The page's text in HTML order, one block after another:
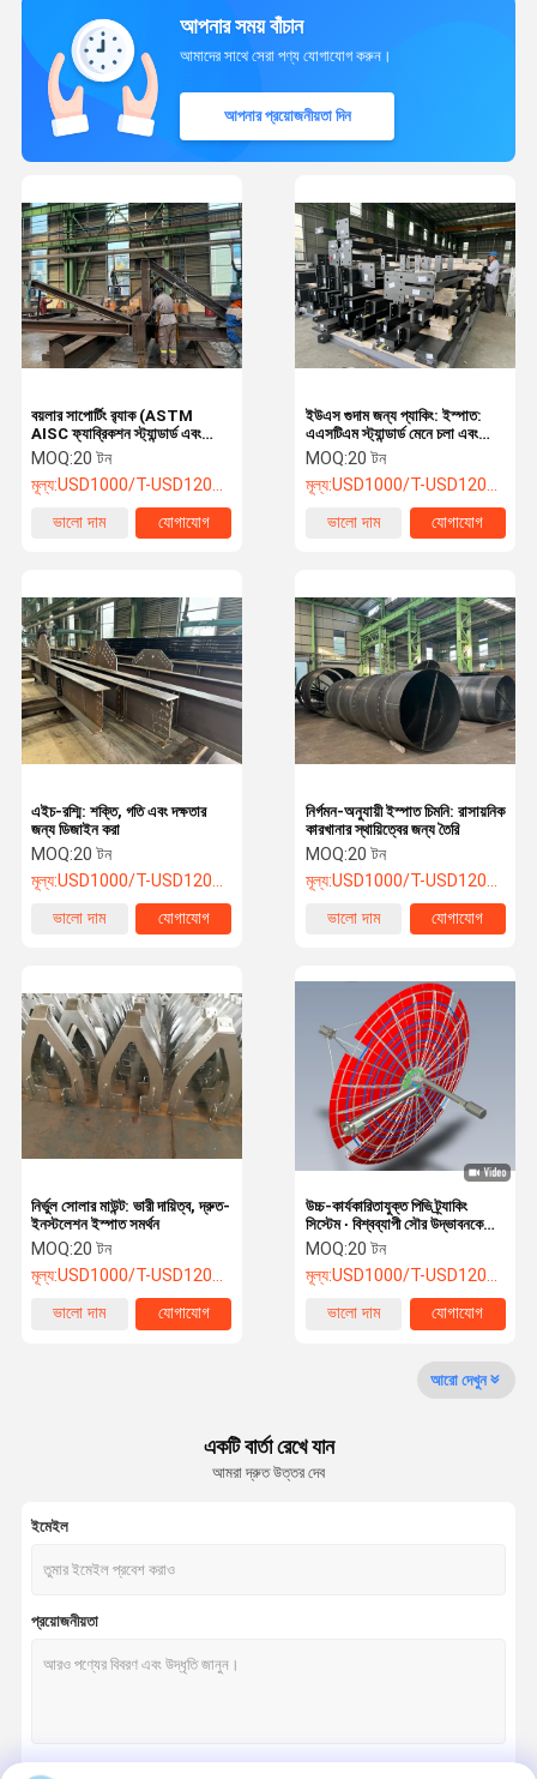
আমাদের সম্পর্কে কারখানা ভ্রমণ
মান নিয়ন্ত্রণ খবর সব ক্ষেত্রেই Blog
আপনার সময় বাঁচান
আমাদের সাথে সেরা পণ্য যোগাযোগ করুন।
আপনার প্রয়োজনীয়তা দিন
ইউএস গুদাম জন্য প্যাকিং: ইস্পাত:
এএসটিএম স্ট্যান্ডার্ড মেনে চলা এবং
সুরক্ষিত পরিবহন
MOQ:20 টন
মূল্য:USD1000/T-USD1200/T
ভালো দাম
যোগাযোগ
বয়লার সাপোর্টিং র‍্যাক (ASTM
AISC ফ্যাব্রিকশন স্ট্যান্ডার্ড এবং
অগ্নি প্রতিরোধী, HDG জারা
প্রতিরোধী স্ট্যান্ডার্ড সহ)
MOQ:20 টন
মূল্য:USD1000/T-USD12000/T
ভালো দাম
যোগাযোগ
নির্গমন-অনুযায়ী ইস্পাত চিমনি: রাসায়নিক
কারখানার স্থায়িত্বের জন্য তৈরি
MOQ:20 টন
মূল্য:USD1000/T-USD1200/T
ভালো দাম
যোগাযোগ
এইচ-রশ্মি: শক্তি, গতি এবং দক্ষতার
জন্য ডিজাইন করা
MOQ:20 টন
মূল্য:USD1000/T-USD1200/T
ভালো দাম
যোগাযোগ
উচ্চ-কার্যকারিতাযুক্ত পিভি ট্র্যাকিং
সিস্টেম ∙ বিশ্বব্যাপী সৌর উদ্ভাবনকে
চালিত করা
MOQ:20 টন
মূল্য:USD1000/T-USD1200/T
ভালো দাম
যোগাযোগ
নির্ভুল সোলার মাউন্ট: ভারী দায়িত্ব, দ্রুত-
ইনস্টলেশন ইস্পাত সমর্থন
MOQ:20 টন
মূল্য:USD1000/T-USD1200/T
ভালো দাম
যোগাযোগ
আরো দেখুন
একটি বার্তা রেখে যান
আমরা দ্রুত উত্তর দেব
ইমেইল
প্রয়োজনীয়তা